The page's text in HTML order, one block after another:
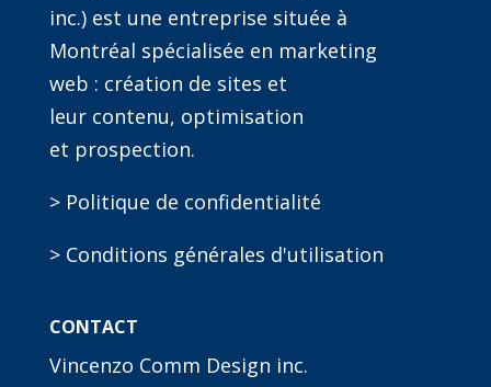
inc.) est une entreprise située à
Montréal spécialisée en marketing
web : création de sites et
leur contenu, optimisation
et prospection.
> Politique de confidentialité
> Conditions générales d'utilisation
CONTACT
Vincenzo Comm Design inc.